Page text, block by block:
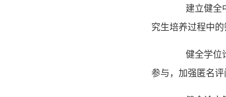
建立健全中
究生培养过程中
健全学位论
参与，加强匿名